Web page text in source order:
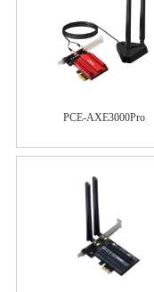
PCE-AXE3000Pro